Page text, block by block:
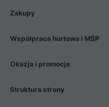
Zakupy
Współpraca hurtowa i MŚP
Okazja i promocja
Struktura strony